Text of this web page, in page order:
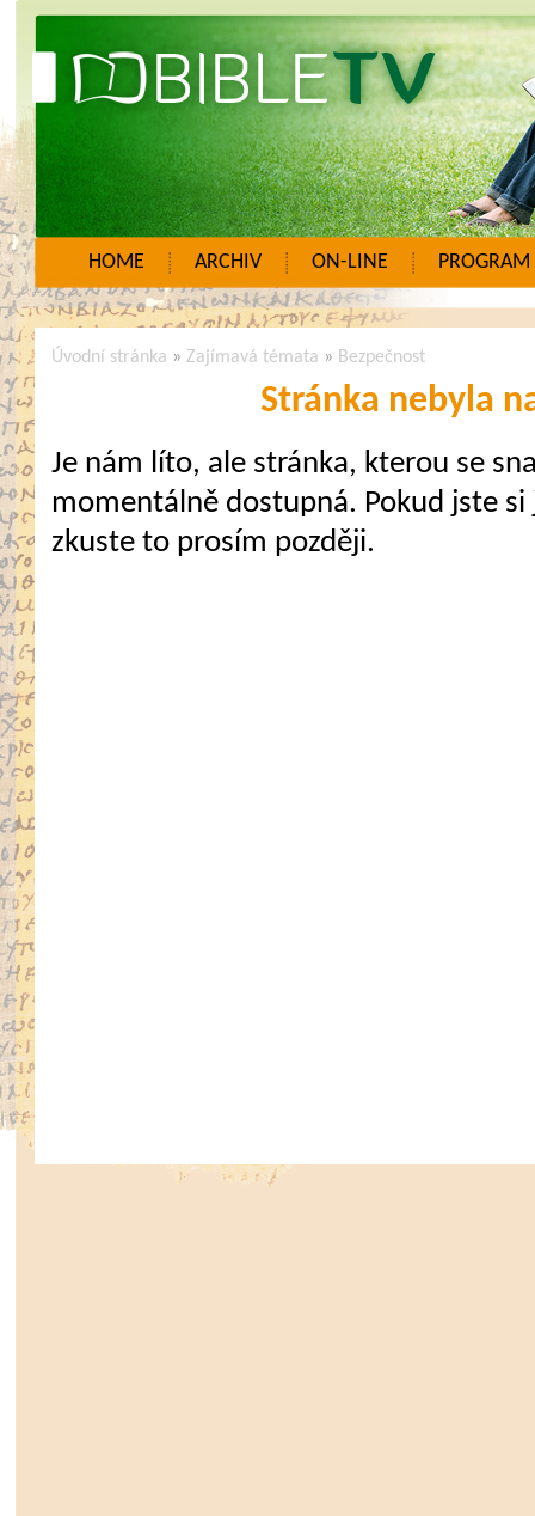
HOME ARCHIV ON-LINE PROGRAM
Úvodní stránka »Zajímavá témata » Bezpečnost
Stránka nebyla
Je nám líto, ale stránka, kterou se
momentálně dostupná. Pokud jste
zkuste to prosím později.